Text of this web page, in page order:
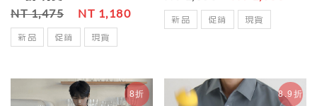
NT 1,475 NT 1,180
新品 促銷 現貨
新品 促銷 現貨
8折 8.9折